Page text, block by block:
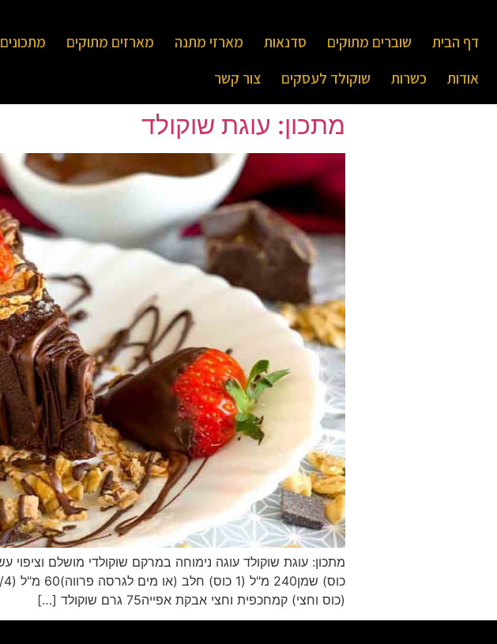
דף הבית שוברים מתוקים סדנאות מארזי מתנה מארזים מתוקים
מתכונים
אודות
כשרות שוקולד לעסקים צור קשר
מתכון: עוגת שוקולד
(כוס וחצי) קמחכפית וחצי אבקת אפייה75 גרם שוקולד […]